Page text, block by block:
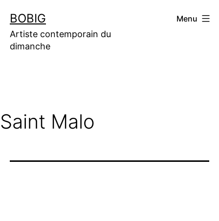
contenu
BOBIG
Artiste contemporain du
dimanche
Menu
Saint Malo